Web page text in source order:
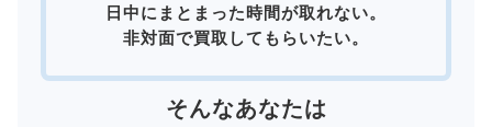
日中にまとまった時間が取れない。
非対面で買取してもらいたい。
そんなあなたは